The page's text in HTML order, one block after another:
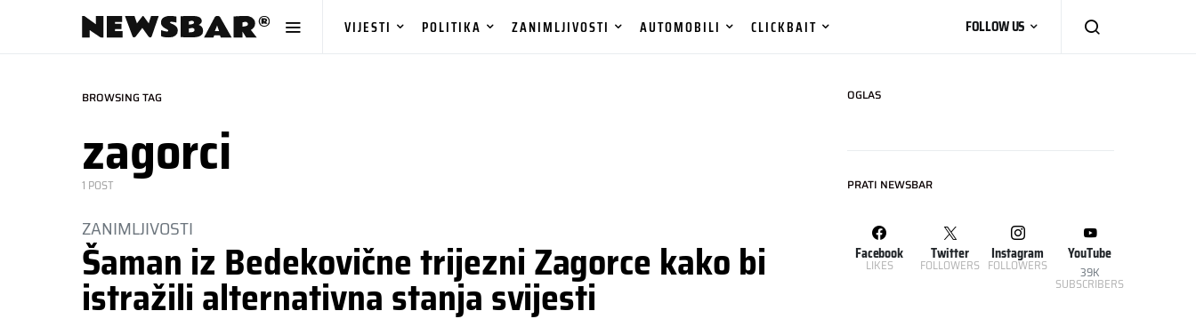
VIJESTI POLITIKA ZANIMLJIVOSTI AUTOMOBILI CLICKBAIT FOLLOW US
BROWSING TAG
zagorci
1 POST
ZANIMLJIVOSTI
Šaman iz Bedekovične trijezni Zagorce kako bi
istražili alternativna stanja svijesti
OGLAS
PRATI NEWSBAR
Facebook
LIKES
Twitter
FOLLOWERS
Instagram
FOLLOWERS
YouTube
39K
SUBSCRIBERS